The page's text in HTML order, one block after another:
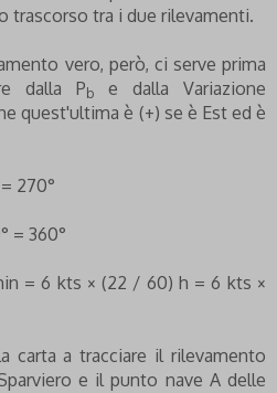
trascorso tra i due rilevamenti.
vero, però, ci serve prima
dalla P b
e dalla Variazione
quest'ultima è (+) se è Est ed è
= 270°
= 360°
= 6 kts × (22 / 60) h = 6 kts ×
carta a tracciare il rilevamento
e il punto nave A delle